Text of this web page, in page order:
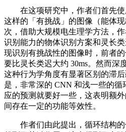
在这项研究中，作者们首先使
这样的「有挑战」的图像（能体
次，借助大规模电生理学方法，
识别能力的物体识别方案和灵长
现识别有挑战性的图像时，前者
要比灵长类迟大约 30ms。然而深
这种行为学角度有显著区别的滞
是，非常深的 CNN 和浅一些的循
应的预测就要好一些，这表明额
间存在一定的功能等效性。
作者们由此提出，循环结构的